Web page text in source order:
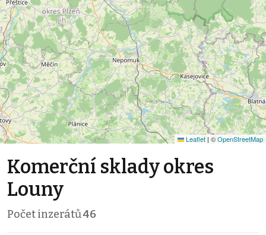
Leaflet | ©OpenStreetMap
Komerční sklady okres
Louny
Počet inzerátů46